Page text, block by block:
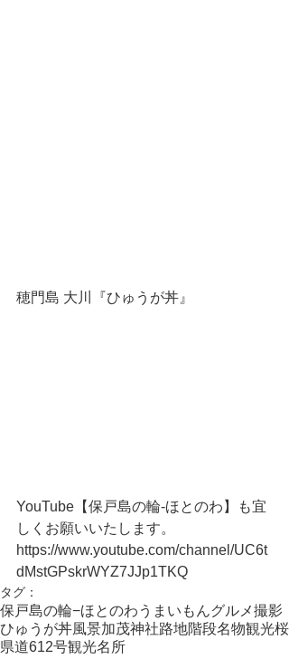
穂門島 大川『ひゅうが丼』
YouTube【保戸島の輪-ほとのわ】も宜
しくお願いいたします。
https://www.youtube.com/channel/UC6t
dMstGPskrWYZ7JJp1TKQ
タグ：
保戸島の輪−ほとのわ うまいもんグルメ撮影
ひゅうが丼風景加茂神社路地階段名物観光桜
県道612号観光名所